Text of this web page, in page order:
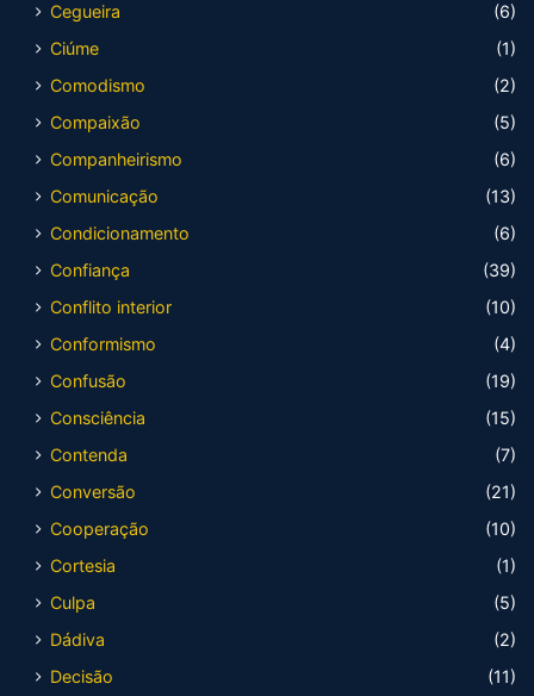
Cegueira
(6)
Ciúme
(1)
Comodismo
(2)
Compaixão
(5)
Companheirismo
(6)
Comunicação
(13)
Condicionamento
(6)
Confiança
(39)
Conflito interior
(10)
Conformismo
(4)
Confusão
(19)
Consciência
(15)
Contenda
(7)
Conversão
(21)
Cooperação
(10)
Cortesia
(1)
Culpa
(5)
Dádiva
(2)
Decisão
(11)